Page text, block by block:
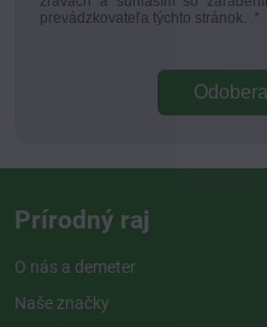
prevádzkovateľa týchto stránok.
*
Prírodný raj
O nás a demeter
Naše značky